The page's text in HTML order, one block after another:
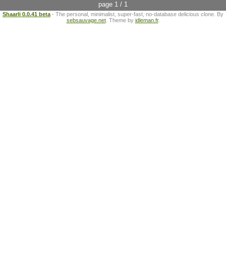
page 1 / 1
Shaarli 0.0.41 beta - The personal, minimalist, super-fast, no-database delicious clone. By
sebsauvage.net. Theme by idleman.fr.